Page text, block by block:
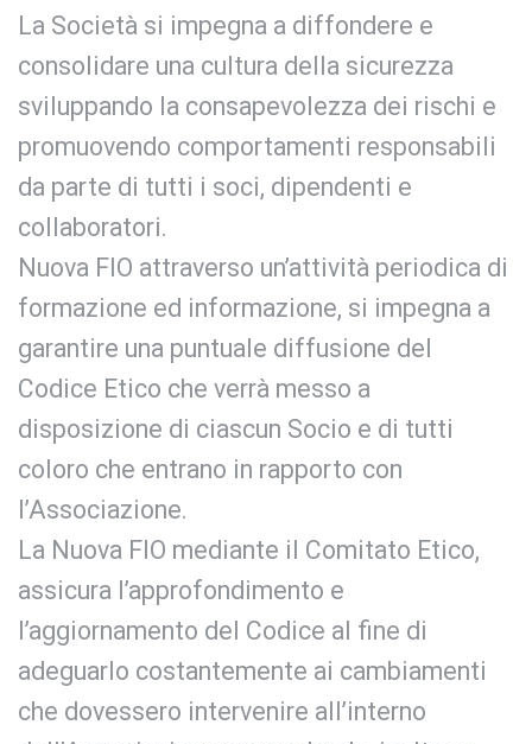
La Società si impegna a diffondere e
consolidare una cultura della sicurezza
sviluppando la consapevolezza dei rischi e
promuovendo comportamenti responsabili
da parte di tutti i soci, dipendenti e
collaboratori.
Nuova FIO attraverso un’attività periodica di
formazione ed informazione, si impegna a
garantire una puntuale diffusione del
Codice Etico che verrà messo a
disposizione di ciascun Socio e di tutti
coloro che entrano in rapporto con
l’Associazione.
La Nuova FIO mediante il Comitato Etico,
assicura l’approfondimento e
l’aggiornamento del Codice al fine di
adeguarlo costantemente ai cambiamenti
che dovessero intervenire all’interno